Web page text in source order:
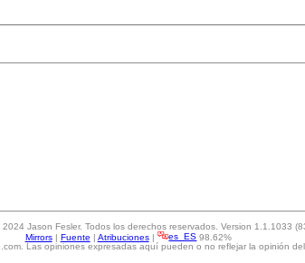
Jason Fesler. Todos los derechos reservados. Version 1.1.1033
Mirrors| Fuente | Atribuciones| es_ES 98.62%
Las opiniones expresadas aquí pueden o no reflejar la opinión